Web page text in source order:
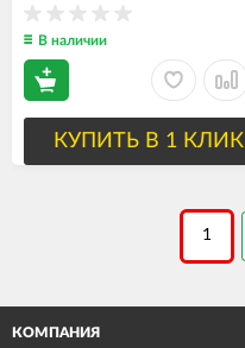
В наличии
КУПИТЬ В 1 КЛИК
1
КОМПАНИЯ